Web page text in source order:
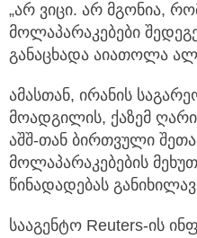
„არ ვიცი. არ მგონია,
მოლაპარაკებები
განაცხადა აიათოლა
ამასთან, ირანის
მოადგილის, ქაზემ
აშშ-თან ბირთვული
მოლაპარაკებების
წინადადებას
სააგენტო Reuters-ის